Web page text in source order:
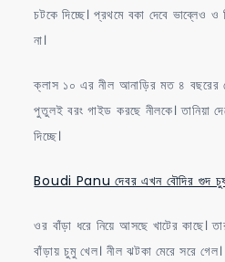
চটকে দিচ্ছে। প্রথমে বকা দেবে ভাব্লেও ও
না।
ক্লাস ১০ এর নীল আনাড়ির মত ৪ বছরের
পুতুলই বরং গাইড করছে নীলকে। তানিয়া
দিচ্ছে।
Boudi Panu দেবর এখন বৌদির গুদ
ওর বাঁড়া ধরে নিয়ে আসছে খাটের কাছে।
বাঁড়ায় চুমু খেল। নীল ঝটকা মেরে সরে